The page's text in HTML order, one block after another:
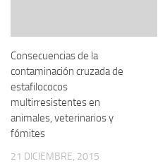
Consecuencias de la
contaminación cruzada de
estafilococos
multirresistentes en
animales, veterinarios y
fómites
21 DICIEMBRE, 2015